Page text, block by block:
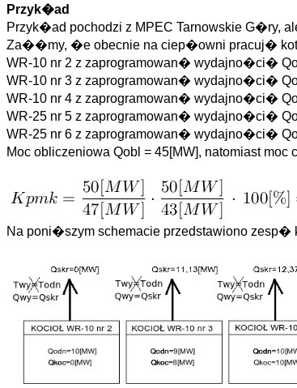
Przyk�ad
Przyk�ad pochodzi z MPEC Tarnowskie G�ry,
Za��my, �e obecnie na ciep�owni pracuj�
WR-10 nr 2 z zaprogramowan� wydajno�ci�
WR-10 nr 3 z zaprogramowan� wydajno�ci�
WR-10 nr 4 z zaprogramowan� wydajno�ci�
WR-25 nr 5 z zaprogramowan� wydajno�ci�
WR-25 nr 6 z zaprogramowan� wydajno�ci�
Moc obliczeniowa Qobl = 45[MW], natomiast
Na poni�szym schemacie przedstawiono